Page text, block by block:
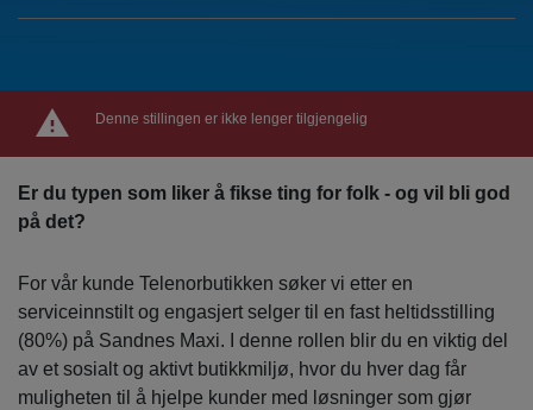
Denne stillingen er ikke lenger tilgjengelig
Er du typen som liker å fikse ting for folk - og vil bli god
på det?
For vår kunde Telenorbutikken søker vi etter en
serviceinnstilt og engasjert selger til en fast heltidsstilling
(80%) på Sandnes Maxi. I denne rollen blir du en viktig del
av et sosialt og aktivt butikkmiljø, hvor du hver dag får
muligheten til å hjelpe kunder med løsninger som gjør